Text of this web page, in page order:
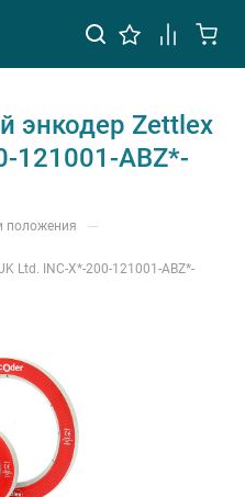
энкодер Zettlex
121001-ABZ*-
положения —
Ltd. INC-X*-200-121001-ABZ*-